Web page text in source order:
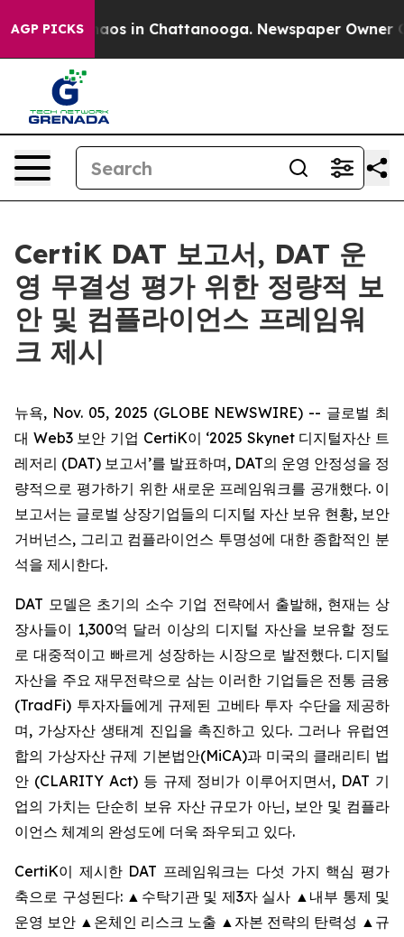
AGP PICKSChaos in Chattanooga. Newspaper Owner
CertiK DAT 보고서, DAT 운
영 무결성 평가 위한 정량적 보
안 및 컴플라이언스 프레임워
크 제시
뉴욕, Nov. 05, 2025 (GLOBE NEWSWIRE) -- 글로벌 최
대 Web3 보안 기업 CertiK이 ‘2025 Skynet 디지털자산 트
레저리 (DAT) 보고서’를 발표하며, DAT의 운영 안정성을 정
량적으로 평가하기 위한 새로운 프레임워크를 공개했다. 이
보고서는 글로벌 상장기업들의 디지털 자산 보유 현황, 보안
거버넌스, 그리고 컴플라이언스 투명성에 대한 종합적인 분
석을 제시한다.
DAT 모델은 초기의 소수 기업 전략에서 출발해, 현재는 상
장사들이 1,300억 달러 이상의 디지털 자산을 보유할 정도
로 대중적이고 빠르게 성장하는 시장으로 발전했다. 디지털
자산을 주요 재무전략으로 삼는 이러한 기업들은 전통 금융
(TradFi) 투자자들에게 규제된 고베타 투자 수단을 제공하
며, 가상자산 생태계 진입을 촉진하고 있다. 그러나 유럽연
합의 가상자산 규제 기본법안(MiCA)과 미국의 클래리티 법
안 (CLARITY Act) 등 규제 정비가 이루어지면서, DAT 기
업의 가치는 단순히 보유 자산 규모가 아닌, 보안 및 컴플라
이언스 체계의 완성도에 더욱 좌우되고 있다.
CertiK이 제시한 DAT 프레임워크는 다섯 가지 핵심 평가
축으로 구성된다: ▲수탁기관 및 제3자 실사 ▲내부 통제 및
운영 보안 ▲온체인 리스크 노출 ▲자본 전략의 탄력성 ▲규